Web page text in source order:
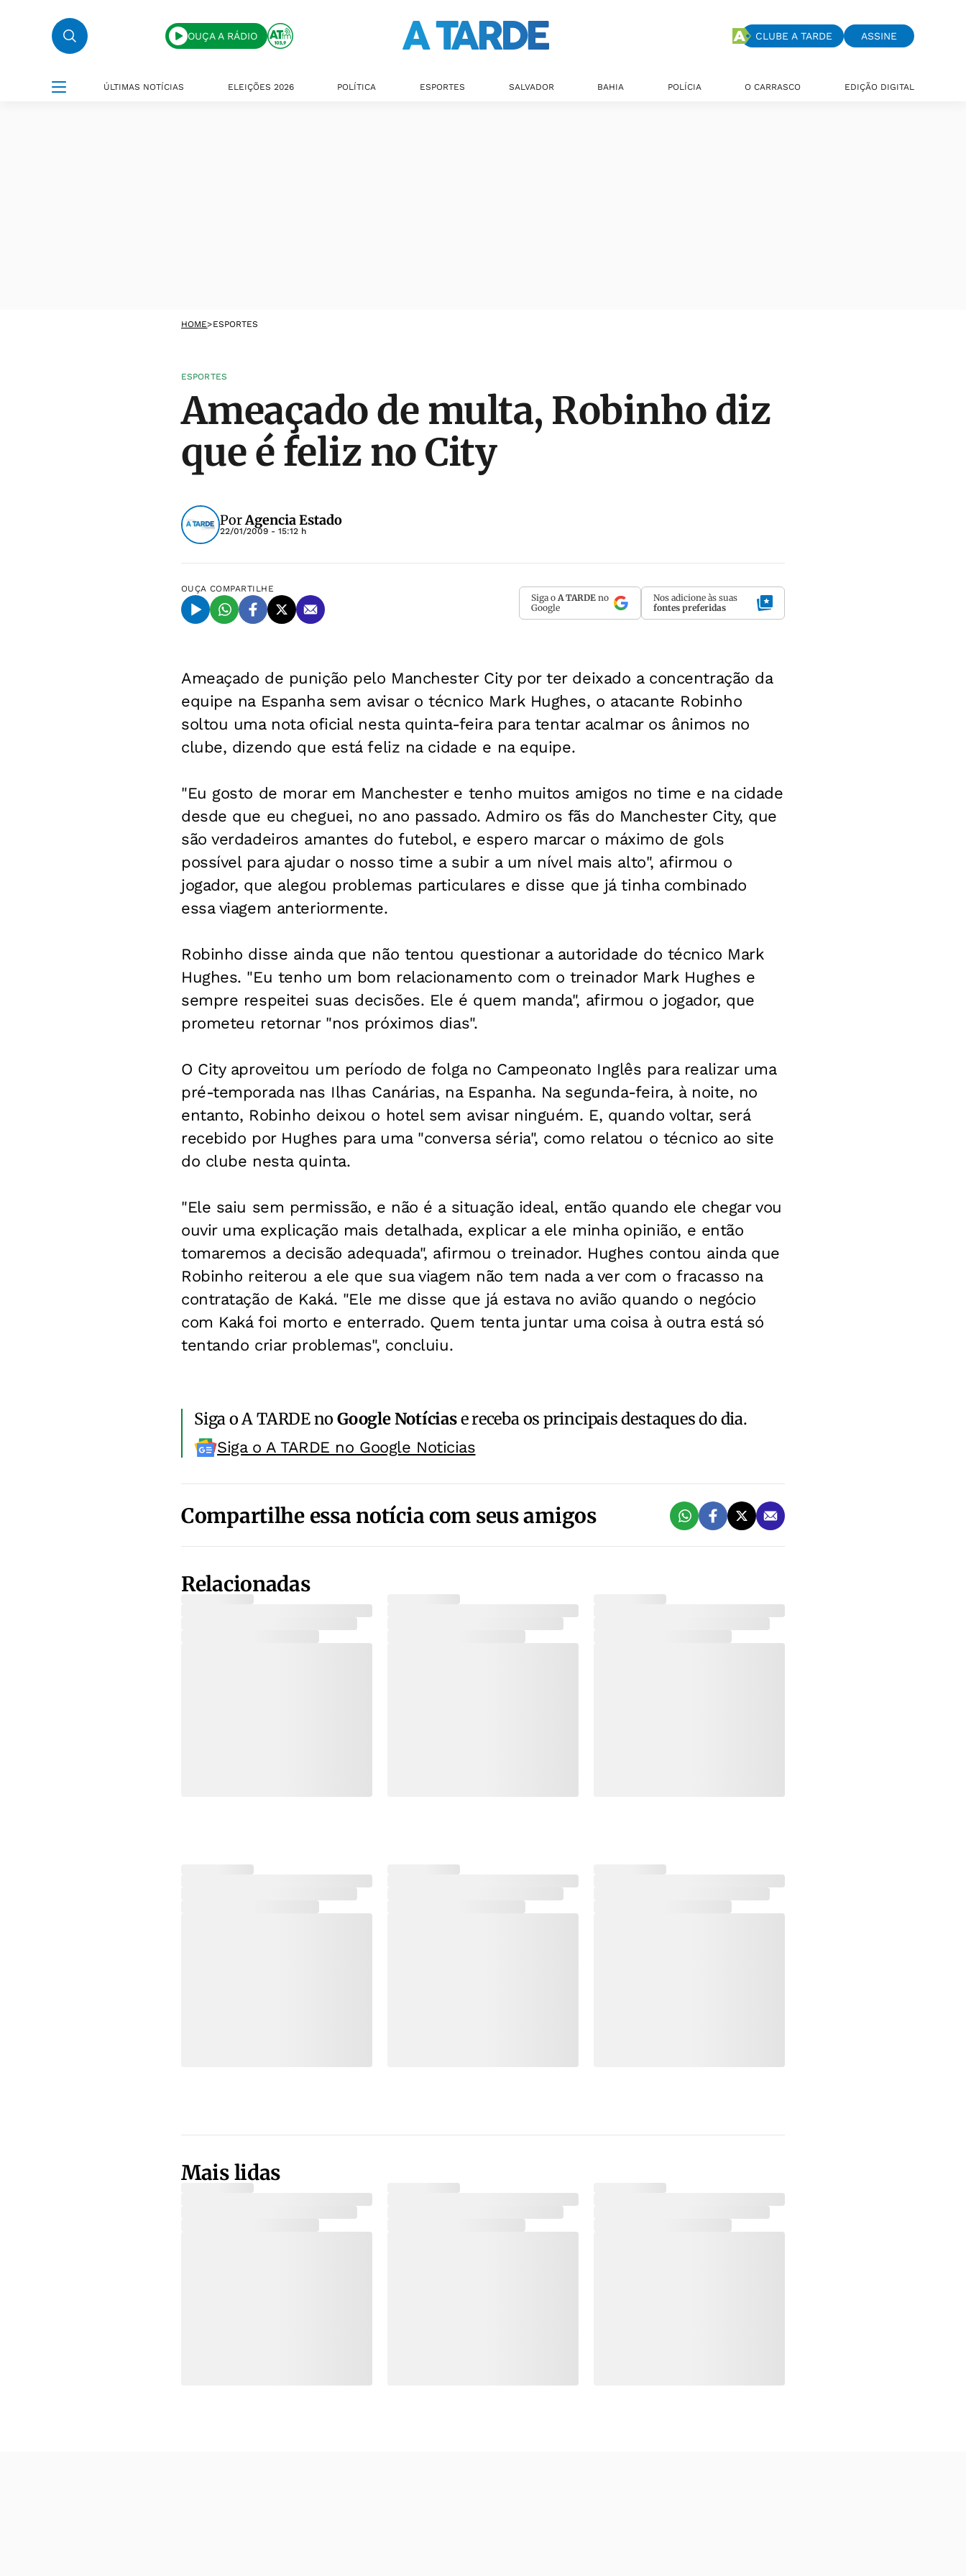
OUÇA A RÁDIO CLUBE A TARDE ASSINE
ÚLTIMAS NOTÍCIAS ELEIÇÕES 2026 POLÍTICA ESPORTES SALVADOR BAHIA POLÍCIA O CARRASCO EDIÇÃO DIGITAL
HOME>ESPORTES
ESPORTES
Ameaçado de multa, Robinho diz
que é feliz no City
PorAgencia Estado
22/01/2009 - 15:12 h
OUÇA COMPARTILHE
Siga o A TARDE no
Google
Nos adicione às suas
fontes preferidas
Ameaçado de punição pelo Manchester City por ter deixado a concentração da
equipe na Espanha sem avisar o técnico Mark Hughes, o atacante Robinho
soltou uma nota oficial nesta quinta-feira para tentar acalmar os ânimos no
clube, dizendo que está feliz na cidade e na equipe.
"Eu gosto de morar em Manchester e tenho muitos amigos no time e na cidade
desde que eu cheguei, no ano passado. Admiro os fãs do Manchester City, que
são verdadeiros amantes do futebol, e espero marcar o máximo de gols
possível para ajudar o nosso time a subir a um nível mais alto", afirmou o
jogador, que alegou problemas particulares e disse que já tinha combinado
essa viagem anteriormente.
Robinho disse ainda que não tentou questionar a autoridade do técnico Mark
Hughes. "Eu tenho um bom relacionamento com o treinador Mark Hughes e
sempre respeitei suas decisões. Ele é quem manda", afirmou o jogador, que
prometeu retornar "nos próximos dias".
O City aproveitou um período de folga no Campeonato Inglês para realizar uma
pré-temporada nas Ilhas Canárias, na Espanha. Na segunda-feira, à noite, no
entanto, Robinho deixou o hotel sem avisar ninguém. E, quando voltar, será
recebido por Hughes para uma "conversa séria", como relatou o técnico ao site
do clube nesta quinta.
"Ele saiu sem permissão, e não é a situação ideal, então quando ele chegar vou
ouvir uma explicação mais detalhada, explicar a ele minha opinião, e então
tomaremos a decisão adequada", afirmou o treinador. Hughes contou ainda que
Robinho reiterou a ele que sua viagem não tem nada a ver com o fracasso na
contratação de Kaká. "Ele me disse que já estava no avião quando o negócio
com Kaká foi morto e enterrado. Quem tenta juntar uma coisa à outra está só
tentando criar problemas", concluiu.
Siga o A TARDE noGoogle Notíciase receba os principais destaques do dia.
Siga o A TARDE no Google Noticias
Compartilhe essa notícia com seus amigos
Relacionadas
Mais lidas